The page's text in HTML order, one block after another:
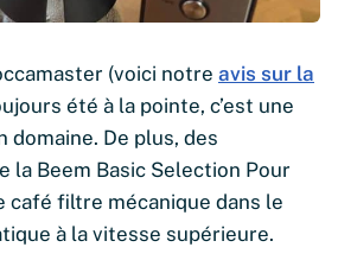
(voici notre avis sur la
été à la pointe, c’est une
domaine. De plus, des
la Beem Basic Selection Pour
café filtre mécanique dans le
à la vitesse supérieure.